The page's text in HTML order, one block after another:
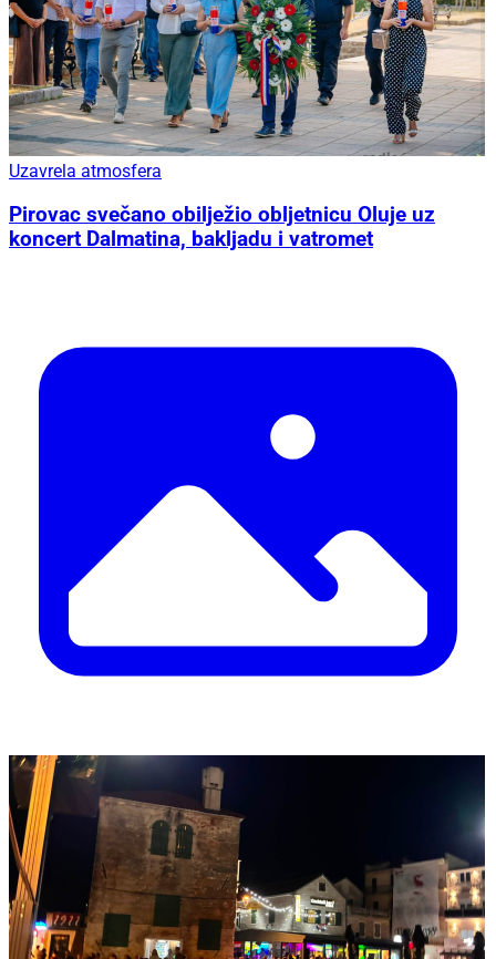
Uzavrela atmosfera
Pirovac svečano obilježio obljetnicu Oluje uz
koncert Dalmatina, bakljadu i vatromet